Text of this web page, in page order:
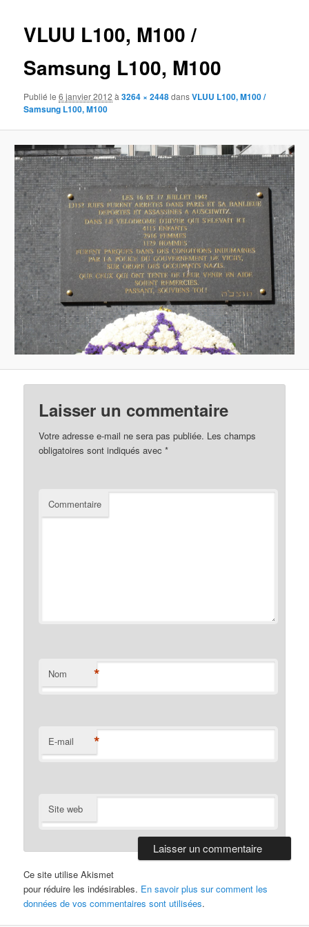
VLUU L100, M100 /
Samsung L100, M100
Publié le6 janvier 2012 à3264 × 2448dansVLUU L100, M100 /
Samsung L100, M100
Laisser un commentaire
Votre adresse e-mail ne sera pas publiée. Les champs
obligatoires sont indiqués avec*
Commentaire
Nom *
E-mail *
Site web
Ce site utilise Akismet
pour réduire les indésirables. En savoir plus sur comment les
données de vos commentaires sont utilisées.